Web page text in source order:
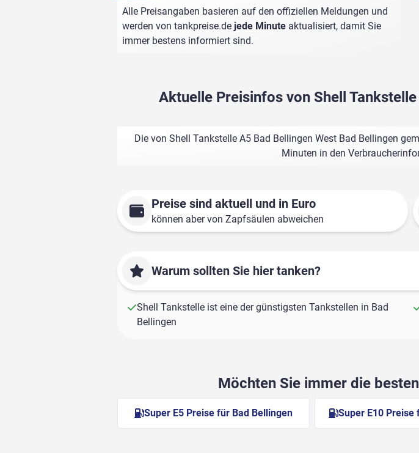
Alle Preisangaben basieren auf den offiziellen Meldungen und
werden von tankpreise.de jede Minute aktualisiert, damit Sie
immer bestens informiert sind.
Aktuelle Preisinfos von Shell
Die von Shell Tankstelle A5 Bad Bellingen West Bad Bellingen
Minuten in den
Preise sind aktuell und in Euro
können aber von Zapfsäulen abweichen
Warum sollten Sie hier tanken?
Shell Tankstelle ist eine der günstigsten Tankstellen in Bad
Bellingen
Möchten Sie immer die
Super E5 Preise für Bad Bellingen Super E10 Preise